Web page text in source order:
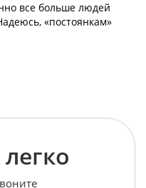
все больше людей
«постоянкам»